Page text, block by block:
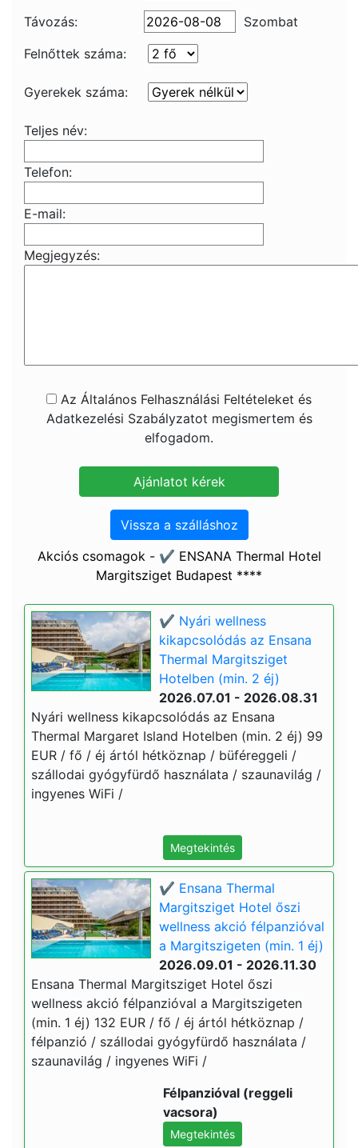
Távozás:
Szombat
Felnőttek száma:
Gyerekek száma:
Teljes név:
Telefon:
E-mail:
Megjegyzés:
Az Általános Felhasználási Feltételeket és
Adatkezelési Szabályzatot megismertem és
elfogadom.
Vissza a szálláshoz
Akciós csomagok - ✔️ ENSANA Thermal Hotel
Margitsziget Budapest ****
✔️ Nyári wellness
kikapcsolódás az Ensana
Thermal Margitsziget
Hotelben (min. 2 éj)
2026.07.01 - 2026.08.31
Nyári wellness kikapcsolódás az Ensana
Thermal Margaret Island Hotelben (min. 2 éj) 99
EUR / fő / éj ártól hétköznap / büféreggeli /
szállodai gyógyfürdő használata / szaunavilág /
ingyenes WiFi /
Megtekintés
✔️ Ensana Thermal
Margitsziget Hotel őszi
wellness akció félpanzióval
a Margitszigeten (min. 1 éj)
2026.09.01 - 2026.11.30
Ensana Thermal Margitsziget Hotel őszi
wellness akció félpanzióval a Margitszigeten
(min. 1 éj) 132 EUR / fő / éj ártól hétköznap /
félpanzió / szállodai gyógyfürdő használata /
szaunavilág / ingyenes WiFi /
Félpanzióval (reggeli
vacsora)
Megtekintés